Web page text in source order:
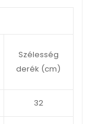
Szélesség
derék (cm)
32